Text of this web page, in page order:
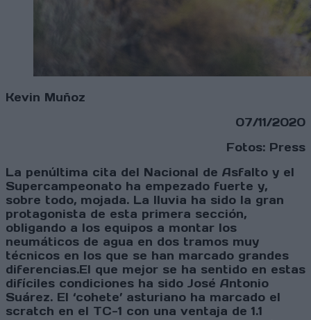
Kevin Muñoz
07/11/2020
Fotos: Press
La penúltima cita del Nacional de Asfalto y el
Supercampeonato ha empezado fuerte y,
sobre todo, mojada. La lluvia ha sido la gran
protagonista de esta primera sección,
obligando a los equipos a montar los
neumáticos de agua en dos tramos muy
técnicos en los que se han marcado grandes
diferencias.El que mejor se ha sentido en estas
difíciles condiciones ha sido José Antonio
Suárez. El ‘cohete’ asturiano ha marcado el
scratch en el TC-1 con una ventaja de 1.1